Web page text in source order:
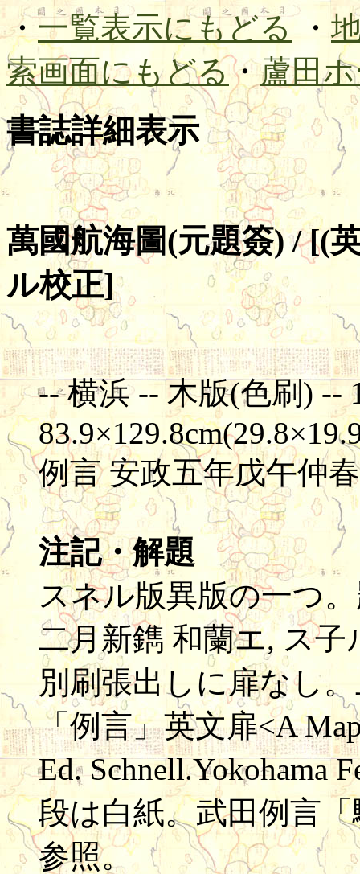
・一覧表示にもどる・
索画面にもどる・蘆田
書誌詳細表示
萬國航海圖(元題簽) / [(
ル校正]
-- 横浜 -- 木版(色刷) --
例言 安政五年戊午仲
注記・解題
スネル版異版の一つ
二月新鐫 和蘭エ, ス
別刷張出しに扉なし
「例言」英文扉<A
Ed. Schnell.Yokohama
段は白紙。武田例言
参照。